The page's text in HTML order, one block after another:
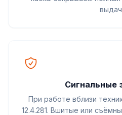
Сигнальные
При работе вблизи
12.4.281. Вшитые или